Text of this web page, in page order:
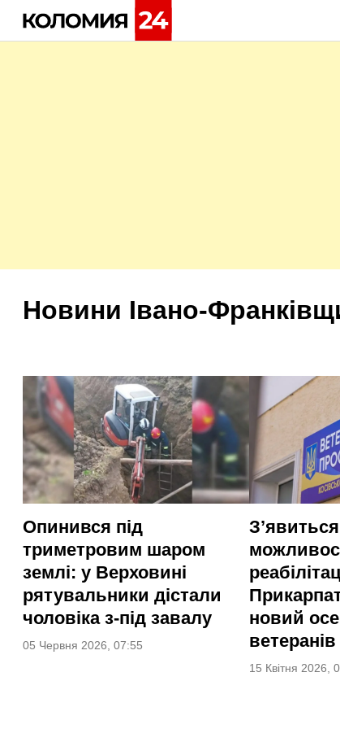
Новини Івано-
Опинився під
триметровим шаром
землі: у Верховині
рятувальники дістали
чоловіка з-під завалу
05 Червня 2026, 07:55
новий
ветеранів
15 Квітня 2026,